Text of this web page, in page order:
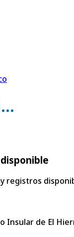
registros
Insular de El